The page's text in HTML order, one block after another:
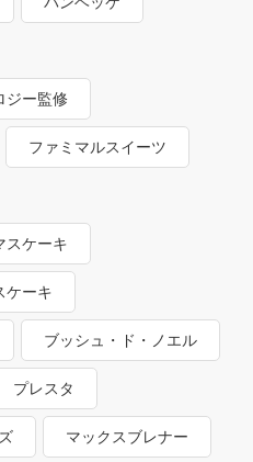
ジー監修
ファミマルスイーツ
ケーキ
ケーキ
ブッシュ・ド・ノエル
プレスタ
マックスブレナー